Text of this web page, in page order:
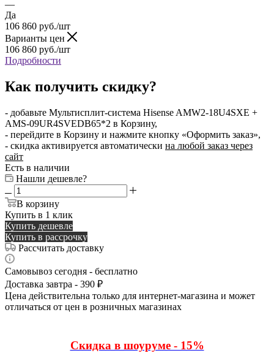
—
Да
106 860 руб./шт
Варианты цен
106 860 руб./шт
Подробности
Как получить скидку?
- добавьте Мультисплит-система Hisense AMW2-18U4SXE +
AMS-09UR4SVEDB65*2 в Корзину,
- перейдите в Корзину и нажмите кнопку «Оформить заказ»,
- скидка активируется автоматически на любой заказ через
сайт
Есть в наличии
Нашли дешевле?
В корзину
Купить в 1 клик
Купить дешевле
Купить в рассрочку
Рассчитать доставку
Самовывоз сегодня - бесплатно
Доставка завтра - 390 ₽
Цена действительна только для интернет-магазина и может
отличаться от цен в розничных магазинах
Скидка в шоуруме - 15%